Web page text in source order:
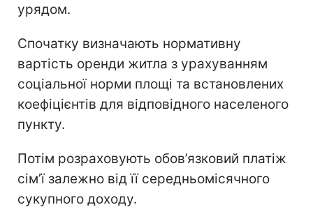
урядом.
Спочатку визначають нормативну
вартість оренди житла з урахуванням
соціальної норми площі та встановлених
коефіцієнтів для відповідного населеного
пункту.
Потім розраховують обов’язковий платіж
сім’ї залежно від її середньомісячного
сукупного доходу.